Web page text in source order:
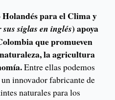
Holandés para el Clima y
sus siglas en inglés) apoya
que promueven
la agricultura
Entre ellas podemos
innovador fabricante de
naturales para los